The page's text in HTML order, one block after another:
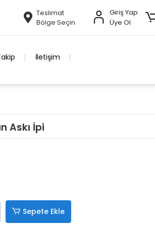
Teslimat
Bölge Seçin
Giriş Yap
Üye Ol
İletişim
Askı İpi
Sepete Ekle